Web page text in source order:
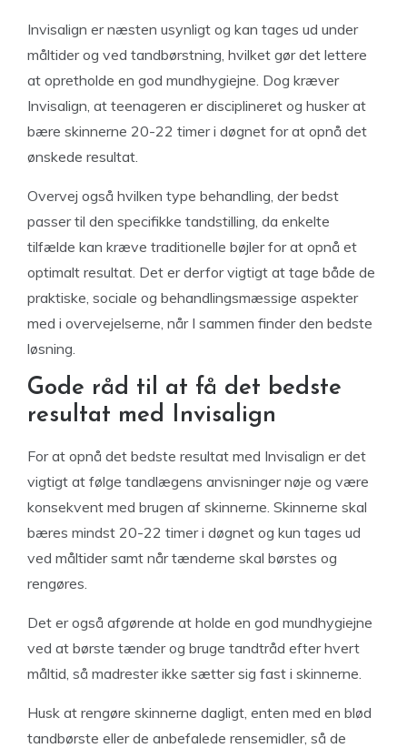
Invisalign er næsten usynligt og kan tages ud under
måltider og ved tandbørstning, hvilket gør det lettere
at opretholde en god mundhygiejne. Dog kræver
Invisalign, at teenageren er disciplineret og husker at
bære skinnerne 20-22 timer i døgnet for at opnå det
ønskede resultat.
Overvej også hvilken type behandling, der bedst
passer til den specifikke tandstilling, da enkelte
tilfælde kan kræve traditionelle bøjler for at opnå et
optimalt resultat. Det er derfor vigtigt at tage både de
praktiske, sociale og behandlingsmæssige aspekter
med i overvejelserne, når I sammen finder den bedste
løsning.
Gode råd til at få det bedste
resultat med Invisalign
For at opnå det bedste resultat med Invisalign er det
vigtigt at følge tandlægens anvisninger nøje og være
konsekvent med brugen af skinnerne. Skinnerne skal
bæres mindst 20-22 timer i døgnet og kun tages ud
ved måltider samt når tænderne skal børstes og
rengøres.
Det er også afgørende at holde en god mundhygiejne
ved at børste tænder og bruge tandtråd efter hvert
måltid, så madrester ikke sætter sig fast i skinnerne.
Husk at rengøre skinnerne dagligt, enten med en blød
tandbørste eller de anbefalede rensemidler, så de